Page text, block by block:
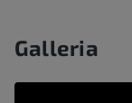
Galleria